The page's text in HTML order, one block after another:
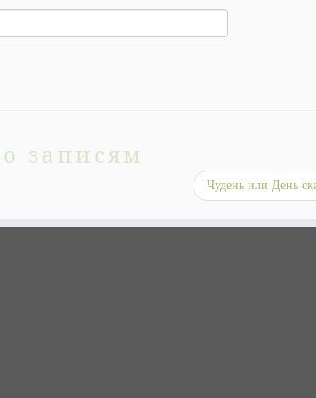
записям
Чудень или День